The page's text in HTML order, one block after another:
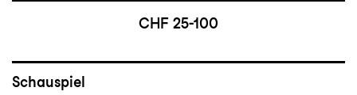
CHF 25-100
Schauspiel